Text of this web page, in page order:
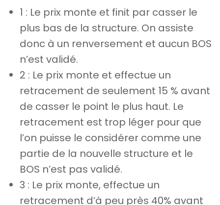
1 : Le prix monte et finit par casser le
plus bas de la structure. On assiste
donc à un renversement et aucun BOS
n’est validé.
2 : Le prix monte et effectue un
retracement de seulement 15 % avant
de casser le point le plus haut. Le
retracement est trop léger pour que
l’on puisse le considérer comme une
partie de la nouvelle structure et le
BOS n’est pas validé.
3 : Le prix monte, effectue un
retracement d’à peu près 40% avant